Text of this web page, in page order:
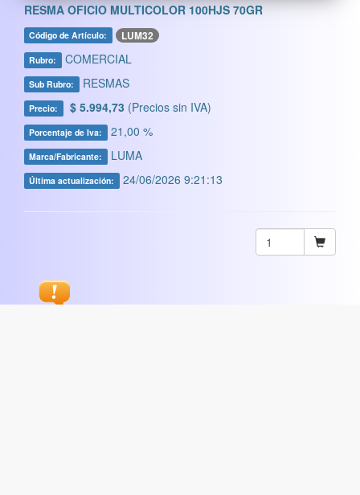
RESMA OFICIO MULTICOLOR 100HJS 70GR
Código de Artículo: LUM32
Rubro: COMERCIAL
Sub Rubro: RESMAS
Precio: $ 5.994,73 (Precios sin IVA)
Porcentaje de Iva: 21,00 %
Marca/Fabricante: LUMA
Última actualización: 24/06/2026 9:21:13